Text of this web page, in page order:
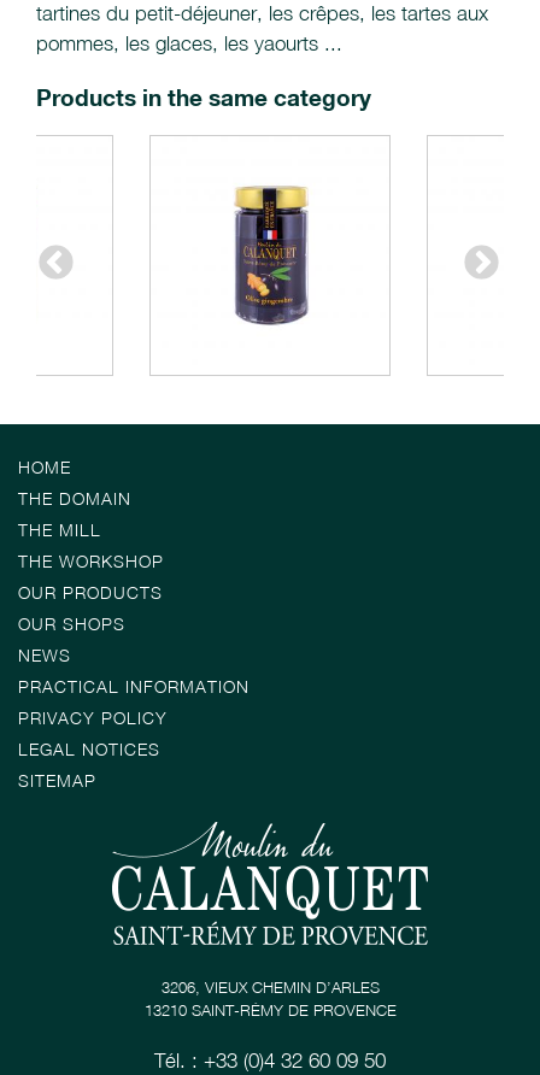
tartines du petit-déjeuner, les crêpes, les tartes aux
pommes, les glaces, les yaourts ...
Products in the same category
HOME
THE DOMAIN
THE MILL
THE WORKSHOP
OUR PRODUCTS
OUR SHOPS
NEWS
PRACTICAL INFORMATION
PRIVACY POLICY
LEGAL NOTICES
SITEMAP
3206, VIEUX CHEMIN D’ARLES
13210 SAINT-RÉMY DE PROVENCE
Tél. : +33 (0)4 32 60 09 50